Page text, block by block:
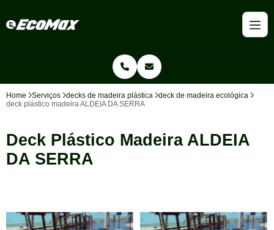
Home Serviços decks de madeira plástica
deck de madeira ecológica
deck plástico madeira ALDEIA DA SERRA
Deck Plástico Madeira ALDEIA
DA SERRA